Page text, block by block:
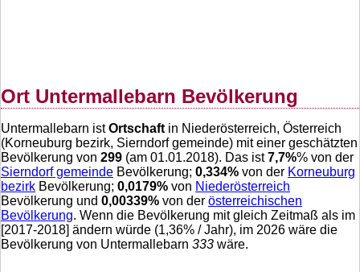
Ort Untermallebarn Bevölkerung
Untermallebarn istOrtschaft in Niederösterreich, Österreich
(Korneuburg bezirk, Sierndorf gemeinde) mit einer geschätzten
Bevölkerung von 299 (am 01.01.2018). Das ist7,7%% von der
Sierndorf gemeinde Bevölkerung; 0,334% von der Korneuburg
bezirk Bevölkerung; 0,0179% von Niederösterreich
Bevölkerung und 0,00339% von der österreichischen
Bevölkerung. Wenn die Bevölkerung mit gleich Zeitmaß als im
[2017-2018] ändern würde (1,36% / Jahr), im 2026 wäre die
Bevölkerung von Untermallebarn 333 wäre.